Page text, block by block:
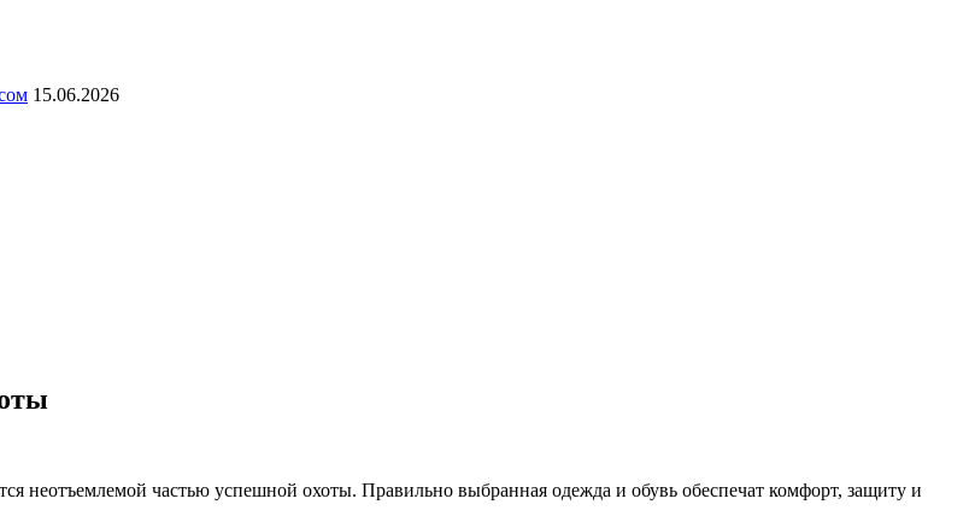
15.06.2026
неотъемлемой частью успешной охоты. Правильно выбранная одежда и обувь обеспечат комфорт, защиту и